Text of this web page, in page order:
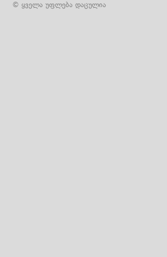
© ყველა უფლება დაცულია